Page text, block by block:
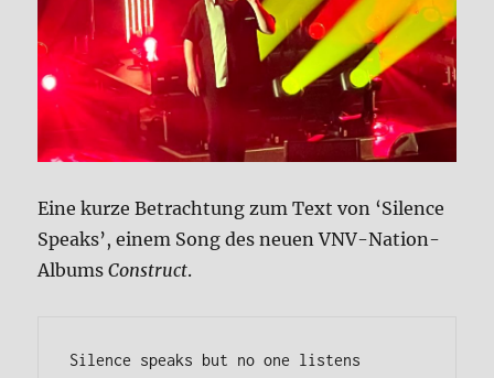
Eine kur­ze Betrach­tung zum Text von ‘Silence
Speaks’, einem Song des neu­en VNV-Nati­on-
AlbumsCons­truct.
Silence speaks but no one listens